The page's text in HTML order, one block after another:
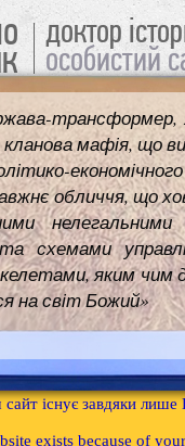
доктор
особистий
мафія, що
обличчя, що
схемами
яким чим
на світ Божий»
існує завдяки
exists because of